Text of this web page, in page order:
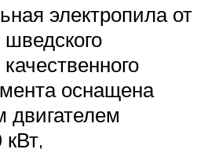
электропила от
оснащена
двигателем